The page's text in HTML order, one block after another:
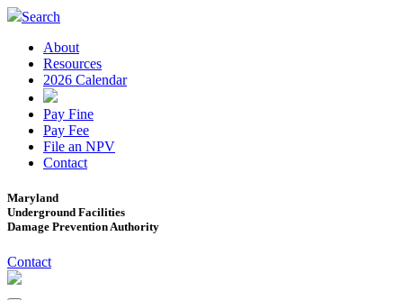
Search
About
Resources
2026 Calendar
Pay Fine
Pay Fee
File an NPV
Contact
Maryland
Underground Facilities
Damage Prevention Authority
Contact